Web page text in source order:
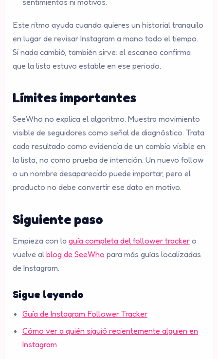
Este ritmo ayuda cuando quieres un historial tranquilo
en lugar de revisar Instagram a mano todo el tiempo.
Si nada cambió, también sirve: el escaneo confirma
que la lista estuvo estable en ese periodo.
Límites importantes
SeeWho no explica el algoritmo. Muestra movimiento
visible de seguidores como señal de diagnóstico. Trata
cada resultado como evidencia de un cambio visible en
la lista, no como prueba de intención. Un nuevo follow
o un nombre desaparecido puede importar, pero el
producto no debe convertir ese dato en motivo.
Siguiente paso
Empieza con la guía completa del follower trackero
vuelve al blog de SeeWho para más guías localizadas
de Instagram.
Sigue leyendo
Guía de Instagram Follower Tracker
Cómo ver a quién siguió recientemente alguien en
Instagram